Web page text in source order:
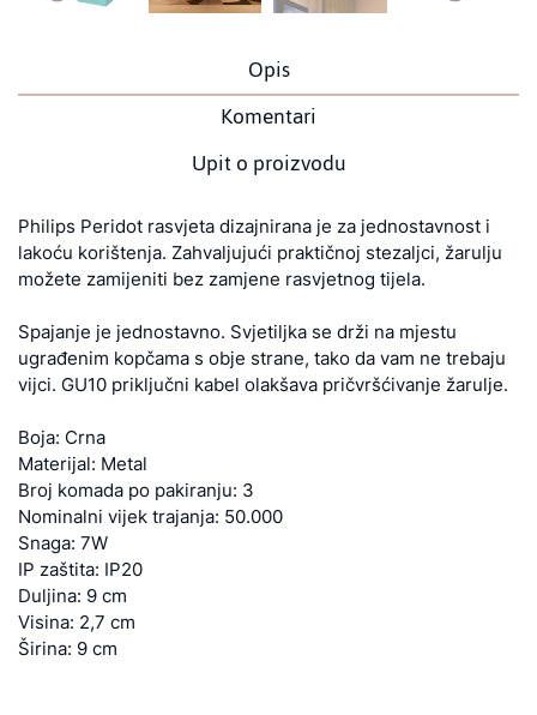
Opis
Komentari
Upit o proizvodu
Philips Peridot rasvjeta dizajnirana je za jednostavnost i
lakoću korištenja. Zahvaljujući praktičnoj stezaljci, žarulju
možete zamijeniti bez zamjene rasvjetnog tijela.
Spajanje je jednostavno. Svjetiljka se drži na mjestu
ugrađenim kopčama s obje strane, tako da vam ne trebaju
vijci. GU10 priključni kabel olakšava pričvršćivanje žarulje.
Boja: Crna
Materijal: Metal
Broj komada po pakiranju: 3
Nominalni vijek trajanja: 50.000
Snaga: 7W
IP zaštita: IP20
Duljina: 9 cm
Visina: 2,7 cm
Širina: 9 cm